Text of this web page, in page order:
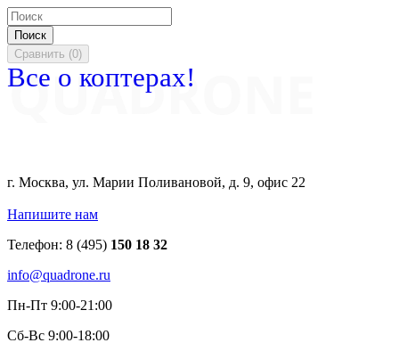
Поиск
Сравнить (0)
Все о коптерах!
г. Москва, ул. Марии Поливановой, д. 9, офис 22
Напишите нам
Телефон: 8 (495) 150 18 32
info@quadrone.ru
Пн-Пт 9:00-21:00
Сб-Вс 9:00-18:00